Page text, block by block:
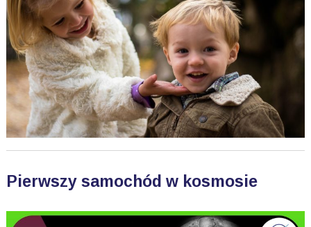
Pierwszy samochód w kosmosie